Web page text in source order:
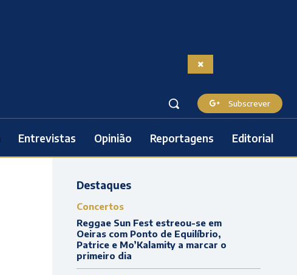
Subscrever
Entrevistas Opinião Reportagens Editorial
Destaques
Concertos
Reggae Sun Fest estreou-se em
Oeiras com Ponto de Equilíbrio,
Patrice e Mo’Kalamity a marcar o
primeiro dia